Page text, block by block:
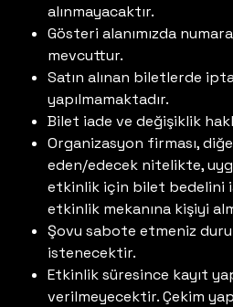
alınmayacaktır.
Gösteri alanımızda
mevcuttur.
Satın alınan biletlerde
yapılmamaktadır.
Bilet iade ve değişiklik
Organizasyon firması,
eden/edecek nitelikte,
etkinlik için bilet bedelini
etkinlik mekanına kişiyi
Şovu sabote etmeniz
istenecektir.
Etkinlik süresince kayıt
verilmeyecektir. Çekim